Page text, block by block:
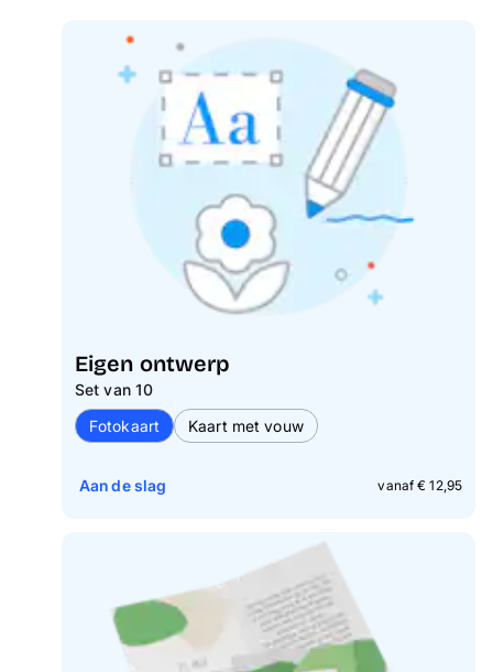
Eigen ontwerp
Set van 10
Fotokaart
Kaart met vouw
vanaf € 12,95
Aan de slag